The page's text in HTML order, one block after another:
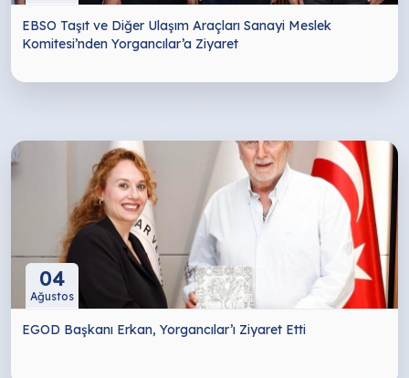
EBSO Taşıt ve Diğer Ulaşım Araçları Sanayi Meslek
Komitesi’nden Yorgancılar’a Ziyaret
04
Ağustos
EGOD Başkanı Erkan, Yorgancılar’ı Ziyaret Etti